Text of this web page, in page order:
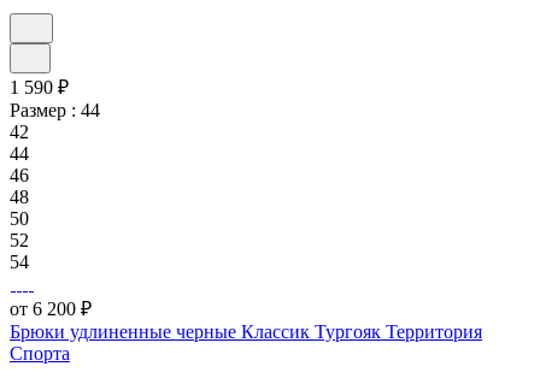
1 590 ₽
Размер : 44
42
44
46
48
50
52
54
от 6 200 ₽
Брюки удлиненные черные Классик Тургояк Территория
Спорта